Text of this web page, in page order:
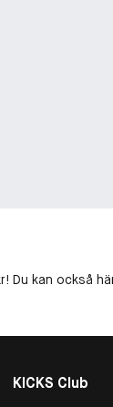
Du kan också
KICKS Club